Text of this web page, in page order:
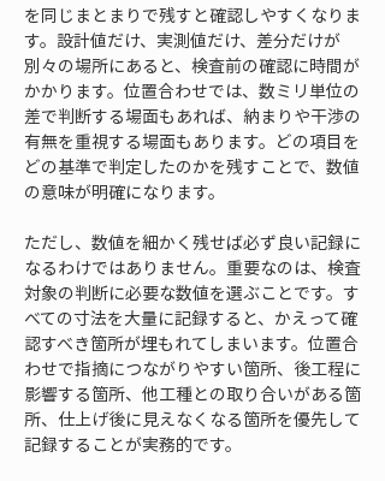
を同じまとまりで残すと確認しやすくなりま
す。設計値だけ、実測値だけ、差分だけが
別々の場所にあると、検査前の確認に時間が
かかります。位置合わせでは、数ミリ単位の
差で判断する場面もあれば、納まりや干渉の
有無を重視する場面もあります。どの項目を
どの基準で判定したのかを残すことで、数値
の意味が明確になります。
ただし、数値を細かく残せば必ず良い記録に
なるわけではありません。重要なのは、検査
対象の判断に必要な数値を選ぶことです。す
べての寸法を大量に記録すると、かえって確
認すべき箇所が埋もれてしまいます。位置合
わせで指摘につながりやすい箇所、後工程に
影響する箇所、他工種との取り合いがある箇
所、仕上げ後に見えなくなる箇所を優先して
記録することが実務的です。